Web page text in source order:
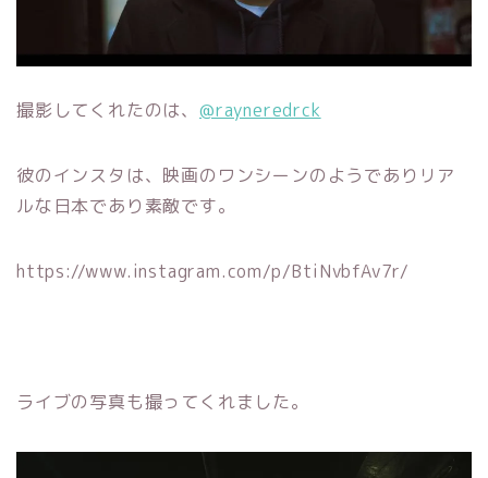
撮影してくれたのは、 @rayneredrck
彼のインスタは、映画のワンシーンのようでありリア
ルな日本であり素敵です。
https://www.instagram.com/p/BtiNvbfAv7r/
ライブの写真も撮ってくれました。